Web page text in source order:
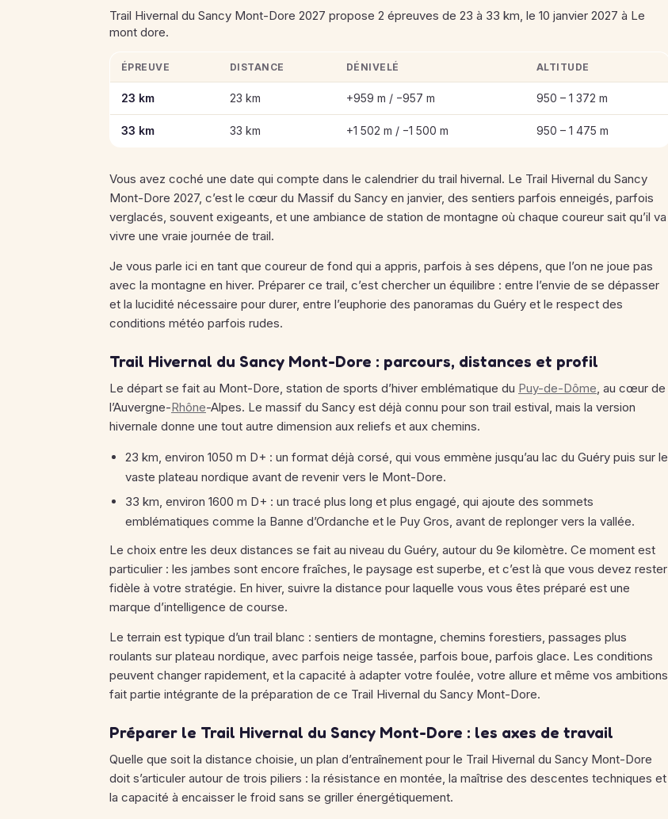
Trail Hivernal du Sancy Mont-Dore 2027 propose 2 épreuves de 23 à 33 km, le 10 janvier 2027 à Le
mont dore.
Informations clés des épreuves de Trail Hivernal du Sancy Mont-Dore 2027
ÉPREUVE DISTANCE DÉNIVELÉ ALTITUDE
23 km 23 km +959 m / −957 m 950 – 1 372 m
33 km 33 km +1 502 m / −1 500 m 950 – 1 475 m
Vous avez coché une date qui compte dans le calendrier du trail hivernal. Le Trail Hivernal du Sancy
Mont-Dore 2027, c’est le cœur du Massif du Sancy en janvier, des sentiers parfois enneigés, parfois
verglacés, souvent exigeants, et une ambiance de station de montagne où chaque coureur sait qu’il va
vivre une vraie journée de trail.
Je vous parle ici en tant que coureur de fond qui a appris, parfois à ses dépens, que l’on ne joue pas
avec la montagne en hiver. Préparer ce trail, c’est chercher un équilibre : entre l’envie de se dépasser
et la lucidité nécessaire pour durer, entre l’euphorie des panoramas du Guéry et le respect des
conditions météo parfois rudes.
Trail Hivernal du Sancy Mont-Dore : parcours, distances et profil
Le départ se fait au Mont-Dore, station de sports d’hiver emblématique du Puy-de-Dôme, au cœur de
l’Auvergne-Rhône-Alpes. Le massif du Sancy est déjà connu pour son trail estival, mais la version
hivernale donne une tout autre dimension aux reliefs et aux chemins.
23 km, environ 1050 m D+ : un format déjà corsé, qui vous emmène jusqu’au lac du Guéry puis sur le
vaste plateau nordique avant de revenir vers le Mont-Dore.
33 km, environ 1600 m D+ : un tracé plus long et plus engagé, qui ajoute des sommets
emblématiques comme la Banne d’Ordanche et le Puy Gros, avant de replonger vers la vallée.
Le choix entre les deux distances se fait au niveau du Guéry, autour du 9e kilomètre. Ce moment est
particulier : les jambes sont encore fraîches, le paysage est superbe, et c’est là que vous devez rester
fidèle à votre stratégie. En hiver, suivre la distance pour laquelle vous vous êtes préparé est une
marque d’intelligence de course.
Le terrain est typique d’un trail blanc : sentiers de montagne, chemins forestiers, passages plus
roulants sur plateau nordique, avec parfois neige tassée, parfois boue, parfois glace. Les conditions
peuvent changer rapidement, et la capacité à adapter votre foulée, votre allure et même vos ambitions
fait partie intégrante de la préparation de ce Trail Hivernal du Sancy Mont-Dore.
Préparer le Trail Hivernal du Sancy Mont-Dore : les axes de travail
Quelle que soit la distance choisie, un plan d’entraînement pour le Trail Hivernal du Sancy Mont-Dore
doit s’articuler autour de trois piliers : la résistance en montée, la maîtrise des descentes techniques et
la capacité à encaisser le froid sans se griller énergétiquement.